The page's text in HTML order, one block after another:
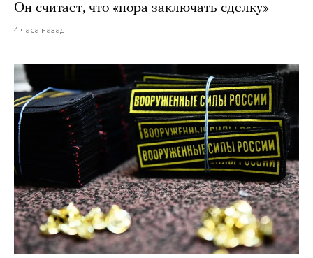
Он считает, что «пора заключать сделку»
4 часа назад